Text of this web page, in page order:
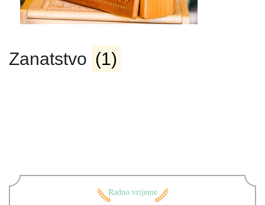
Zanatstvo (1)
Radno vrijeme